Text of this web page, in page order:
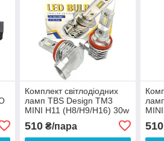
Комплект світлодіодних
ламп TBS Design TM3
MINI H11 (H8/H9/H16) 30w
510₴/пара 510